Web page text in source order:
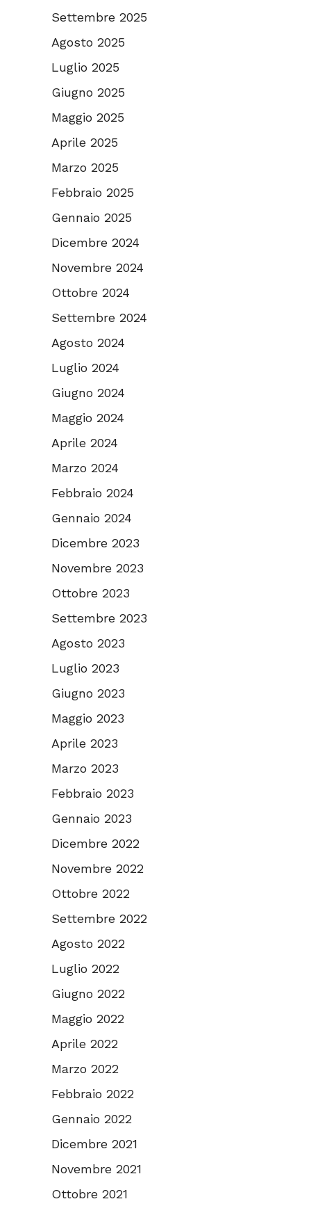
Settembre 2025
Agosto 2025
Luglio 2025
Giugno 2025
Maggio 2025
Aprile 2025
Marzo 2025
Febbraio 2025
Gennaio 2025
Dicembre 2024
Novembre 2024
Ottobre 2024
Settembre 2024
Agosto 2024
Luglio 2024
Giugno 2024
Maggio 2024
Aprile 2024
Marzo 2024
Febbraio 2024
Gennaio 2024
Dicembre 2023
Novembre 2023
Ottobre 2023
Settembre 2023
Agosto 2023
Luglio 2023
Giugno 2023
Maggio 2023
Aprile 2023
Marzo 2023
Febbraio 2023
Gennaio 2023
Dicembre 2022
Novembre 2022
Ottobre 2022
Settembre 2022
Agosto 2022
Luglio 2022
Giugno 2022
Maggio 2022
Aprile 2022
Marzo 2022
Febbraio 2022
Gennaio 2022
Dicembre 2021
Novembre 2021
Ottobre 2021